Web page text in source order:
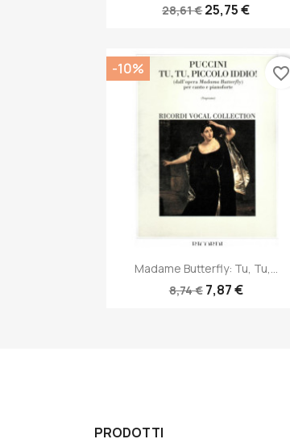
28,61 €25,75 €
 Anteprima
Madame Butterfly: Tu, Tu,...
8,74 € 7,87 €
-10% favorite_border
PRODOTTI